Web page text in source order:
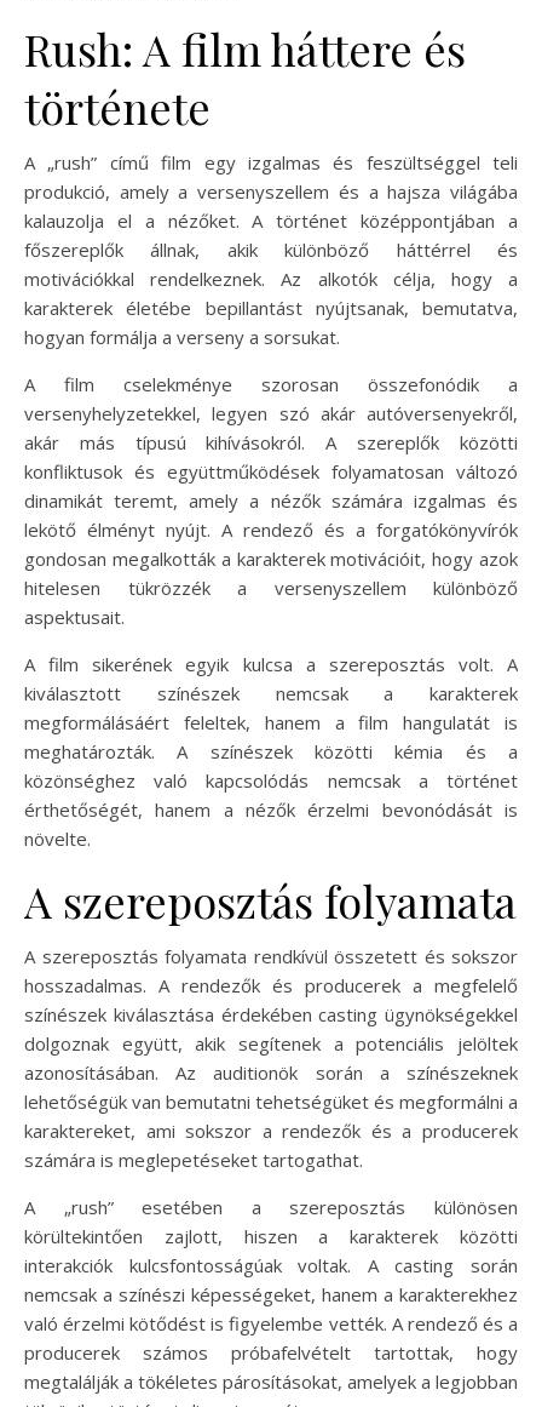
Rush: A film háttere és
története
A „rush” című film egy izgalmas és feszültséggel teli
produkció, amely a versenyszellem és a hajsza világába
kalauzolja el a nézőket. A történet középpontjában a
főszereplők állnak, akik különböző háttérrel és
motivációkkal rendelkeznek. Az alkotók célja, hogy a
karakterek életébe bepillantást nyújtsanak, bemutatva,
hogyan formálja a verseny a sorsukat.
A film cselekménye szorosan összefonódik a
versenyhelyzetekkel, legyen szó akár autóversenyekről,
akár más típusú kihívásokról. A szereplők közötti
konfliktusok és együttműködések folyamatosan változó
dinamikát teremt, amely a nézők számára izgalmas és
lekötő élményt nyújt. A rendező és a forgatókönyvírók
gondosan megalkották a karakterek motivációit, hogy azok
hitelesen tükrözzék a versenyszellem különböző
aspektusait.
A film sikerének egyik kulcsa a szereposztás volt. A
kiválasztott színészek nemcsak a karakterek
megformálásáért feleltek, hanem a film hangulatát is
meghatározták. A színészek közötti kémia és a
közönséghez való kapcsolódás nemcsak a történet
érthetőségét, hanem a nézők érzelmi bevonódását is
növelte.
A szereposztás folyamata
A szereposztás folyamata rendkívül összetett és sokszor
hosszadalmas. A rendezők és producerek a megfelelő
színészek kiválasztása érdekében casting ügynökségekkel
dolgoznak együtt, akik segítenek a potenciális jelöltek
azonosításában. Az auditionök során a színészeknek
lehetőségük van bemutatni tehetségüket és megformálni a
karaktereket, ami sokszor a rendezők és a producerek
számára is meglepetéseket tartogathat.
A „rush” esetében a szereposztás különösen
körültekintően zajlott, hiszen a karakterek közötti
interakciók kulcsfontosságúak voltak. A casting során
nemcsak a színészi képességeket, hanem a karakterekhez
való érzelmi kötődést is figyelembe vették. A rendező és a
producerek számos próbafelvételt tartottak, hogy
megtalálják a tökéletes párosításokat, amelyek a legjobban